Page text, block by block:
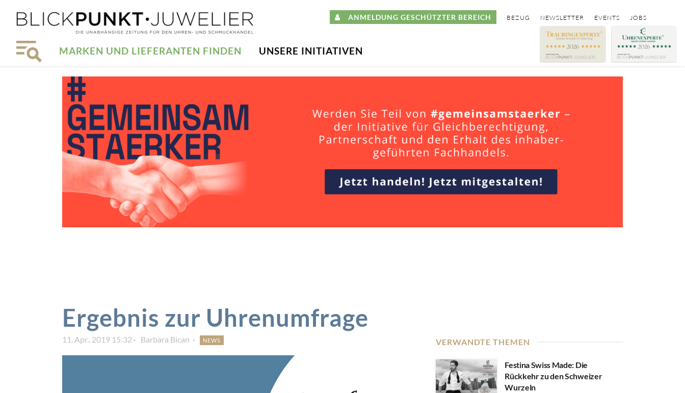
ANMELDUNG GESCHÜTZTER BEREICH BEZUG NEWSLETTER EVENTS JOBS
MARKEN UND LIEFERANTEN FINDEN UNSERE INITIATIVEN
Ergebnis zur Uhrenumfrage
11. Apr.. 2019 15:32 Barbara Bican NEWS VERWANDTE THEMEN
Festina Swiss Made: Die
Rückkehr zu den Schweizer
Wurzeln